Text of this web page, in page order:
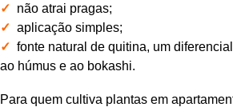
✓ não atrai pragas;
✓ aplicação simples;
✓ fonte natural de quitina, um
ao húmus e ao bokashi.
Para quem cultiva plantas em